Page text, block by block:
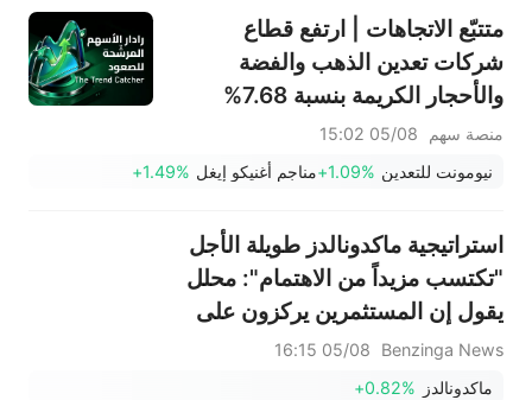
متتبّع الاتجاهات | ارتفع قطاع
شركات تعدين الذهب والفضة
والأحجار الكريمة بنسبة 7.68%
سجل سهما TVTX (+16.88%)
صعودية؛ بينما جاء سهما FCX
(+3.87%) وTPR (+2.8%) ضمن
خمسة أسهم تختبر مستويات
اختراق
منصة سهم
05/08 15:02
نيومونت للتعدين +1.09%مناجم أغنيكو إيغل +1.49%
استراتيجية ماكدونالدز طويلة الأجل
"تكتسب مزيداً من الاهتمام": محلل
يقول إن المستثمرين يركزون على
الاتجاهات
Benzinga News
05/08 16:15
ماكدونالدز
+0.82%